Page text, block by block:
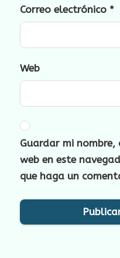
Correo electrónico *
Web
Guardar mi
web en este
que haga un